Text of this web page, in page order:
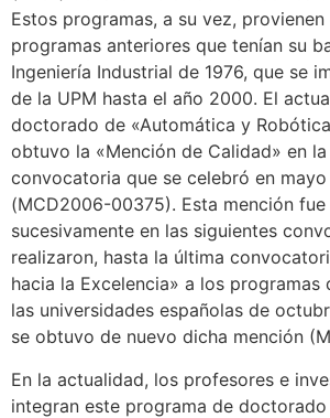
Estos programas, a su vez,
programas anteriores que tenían su
Ingeniería Industrial de 1976, que se
de la UPM hasta el año 2000. El
doctorado de «Automática y
obtuvo la «Mención de Calidad» en
convocatoria que se celebró en
(MCD2006-00375). Esta mención fue
sucesivamente en las siguientes
realizaron, hasta la última
hacia la Excelencia» a los
las universidades españolas de
se obtuvo de nuevo dicha mención
En la actualidad, los profesores e
integran este programa de